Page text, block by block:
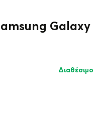
Galaxy
Διαθέσιμο